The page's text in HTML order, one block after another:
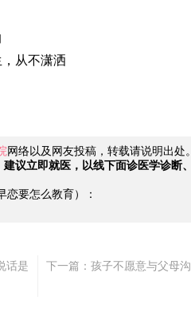
从不潇洒
网络以及网友投稿，转载请说明出处。
议立即就医，以线下面诊医学诊断、
要怎么教育）：
话是
下一篇： 孩子不愿意与父母